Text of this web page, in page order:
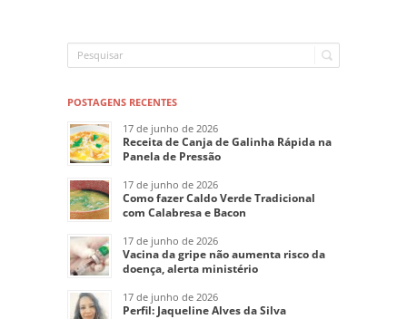
POSTAGENS RECENTES
17 de junho de 2026
Receita de Canja de Galinha Rápida na
Panela de Pressão
17 de junho de 2026
Como fazer Caldo Verde Tradicional
com Calabresa e Bacon
17 de junho de 2026
Vacina da gripe não aumenta risco da
doença, alerta ministério
17 de junho de 2026
Perfil: Jaqueline Alves da Silva